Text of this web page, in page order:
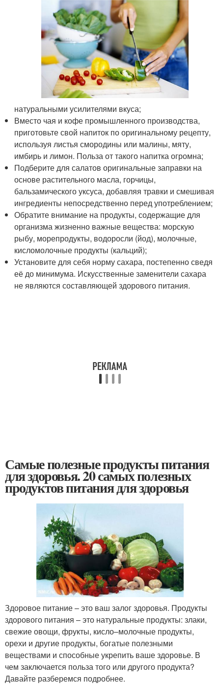
натуральными усилителями вкуса;
Вместо чая и кофе промышленного производства,
приготовьте свой напиток по оригинальному рецепту,
используя листья смородины или малины, мяту,
имбирь и лимон. Польза от такого напитка огромна;
Подберите для салатов оригинальные заправки на
основе растительного масла, горчицы,
бальзамического уксуса, добавляя травки и смешивая
ингредиенты непосредственно перед употреблением;
Обратите внимание на продукты, содержащие для
организма жизненно важные вещества: морскую
рыбу, морепродукты, водоросли (йод), молочные,
кисломолочные продукты (кальций);
Установите для себя норму сахара, постепенно сведя
её до минимума. Искусственные заменители сахара
не являются составляющей здорового питания.
Самые полезные продукты питания
для здоровья. 20 самых полезных
продуктов питания для здоровья
Здоровое питание – это ваш залог здоровья. Продукты
здорового питания – это натуральные продукты: злаки,
свежие овощи, фрукты, кисло–молочные продукты,
орехи и другие продукты, богатые полезными
веществами и способные укрепить ваше здоровье. В
чем заключается польза того или другого продукта?
Давайте разберемся подробнее.